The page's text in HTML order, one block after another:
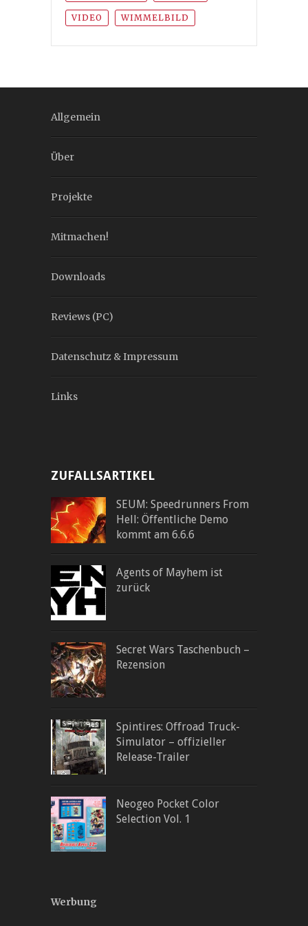
VIDEO WIMMELBILD
Allgemein
Über
Projekte
Mitmachen!
Downloads
Reviews (PC)
Datenschutz & Impressum
Links
ZUFALLSARTIKEL
SEUM: Speedrunners From
Hell: Öffentliche Demo
kommt am 6.6.6
Agents of Mayhem ist
zurück
Secret Wars Taschenbuch –
Rezension
Spintires: Offroad Truck-
Simulator – offizieller
Release-Trailer
Neogeo Pocket Color
Selection Vol. 1
Werbung